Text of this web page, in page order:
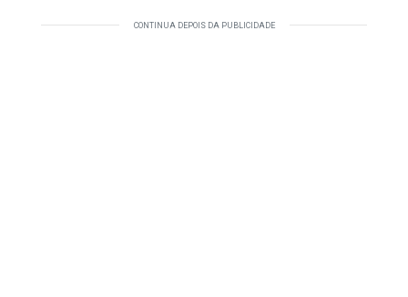
CONTINUA DEPOIS DA PUBLICIDADE